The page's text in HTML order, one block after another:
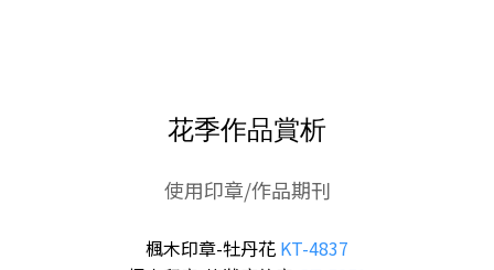
花季作品賞析
使用印章/作品期刊
楓木印章-牡丹花 KT-4837